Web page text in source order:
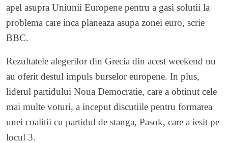
apel asupra Uniunii Europene pentru a gasi solutii la
problema care inca planeaza asupa zonei euro, scrie
BBC.
Rezultatele alegerilor din Grecia din acest weekend nu
au oferit destul impuls burselor europene. In plus,
liderul partidului Noua Democratie, care a obtinut cele
mai multe voturi, a inceput discutiile pentru formarea
unei coalitii cu partidul de stanga, Pasok, care a iesit pe
locul 3.